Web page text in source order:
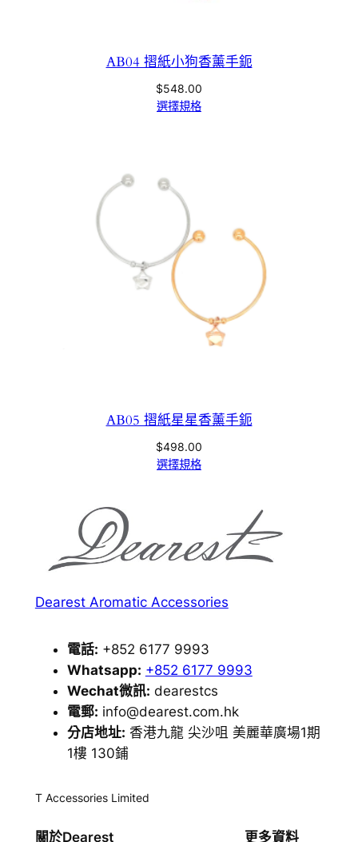
AB04 摺紙小狗香薰手鈪
$548.00
選擇規格
AB05 摺紙星星香薰手鈪
$498.00
選擇規格
Dearest Aromatic Accessories
電話: +852 6177 9993
Whatsapp: +852 6177 9993
Wechat微訊: dearestcs
電郵: info@dearest.com.hk
分店地址: 香港九龍 尖沙咀 美麗華廣場1期
1樓 130鋪
T Accessories Limited
關於Dearest 更多資料